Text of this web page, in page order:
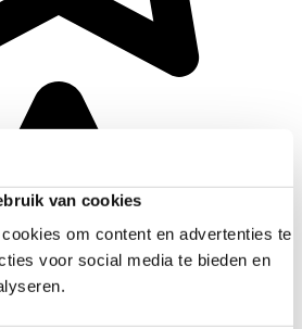
van cookies
om content en advertenties te
voor social media te bieden en